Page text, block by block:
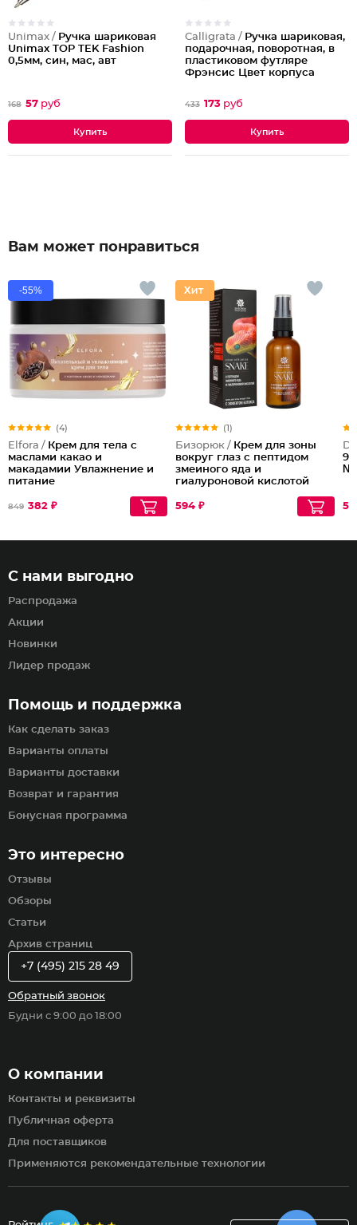
Unimax / Ручка шариковая
Unimax TOP TEK Fashion
0,5мм, син, мас, авт
168 57 руб
Calligrata / Ручка шариковая,
подарочная, поворотная, в
пластиковом футляре
Фрэнсис Цвет корпуса
433 173 руб
Вам может понравиться
-55%
(4)
Elfora / Крем для тела с
маслами какао и
макадамии Увлажнение и
питание
849 382 ₽
(1)
Бизорюк / Крем для зоны
вокруг глаз с пептидом
змеиного яда и
гиалуроновой кислотой
594 ₽
Помощь и поддержка
Как сделать заказ
Варианты оплаты
Варианты доставки
Возврат и гарантия
Бонусная программа
С нами выгодно
Распродажа
Акции
Новинки
Лидер продаж
Это интересно
Отзывы
Обзоры
Статьи
Архив страниц
О компании
Контакты и реквизиты
Публичная оферта
Для поставщиков
Применяются рекомендательные технологии
+7 (495) 215 28 49
Обратный звонок
Будни с 9:00 до 18:00